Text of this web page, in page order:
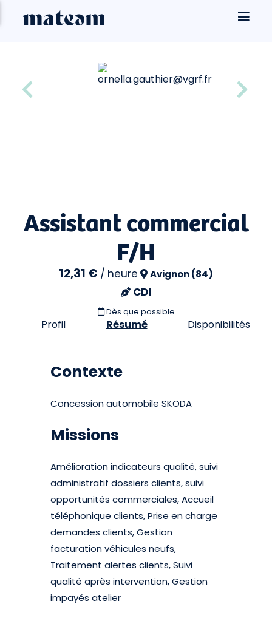
Assistant commercial
F/H
12,31 € / heure Avignon (84)
CDI
Dès que possible
Profil Résumé Disponibilités
Contexte
Concession automobile SKODA
Missions
Amélioration indicateurs qualité, suivi
administratif dossiers clients, suivi
opportunités commerciales, Accueil
téléphonique clients, Prise en charge
demandes clients, Gestion
facturation véhicules neufs,
Traitement alertes clients, Suivi
qualité après intervention, Gestion
impayés atelier